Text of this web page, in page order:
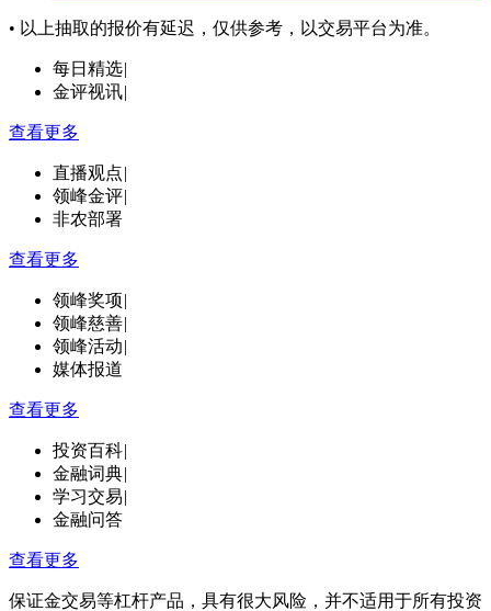
• 以上抽取的报价有延迟，仅供参考，以交易平台为准。
每日精选|
金评视讯|
查看更多
直播观点|
领峰金评|
非农部署
查看更多
领峰奖项|
领峰慈善|
领峰活动|
媒体报道
查看更多
投资百科|
金融词典|
学习交易|
金融问答
查看更多
保证金交易等杠杆产品，具有很大风险，并不适用于所有投资